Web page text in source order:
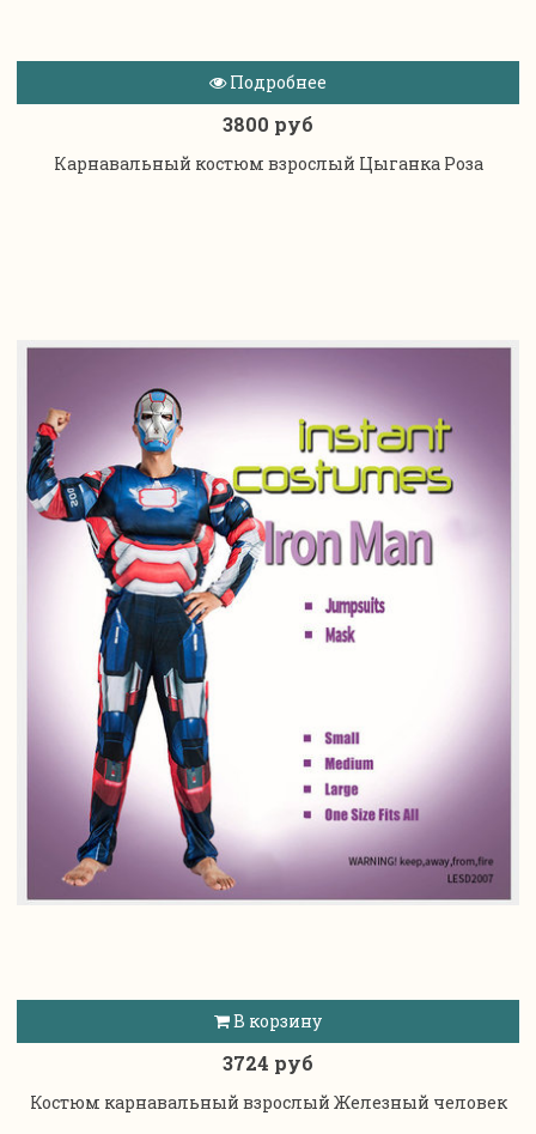
Подробнее
3800 руб
Карнавальный костюм взрослый Цыганка Роза
В корзину
3724 руб
Костюм карнавальный взрослый Железный человек